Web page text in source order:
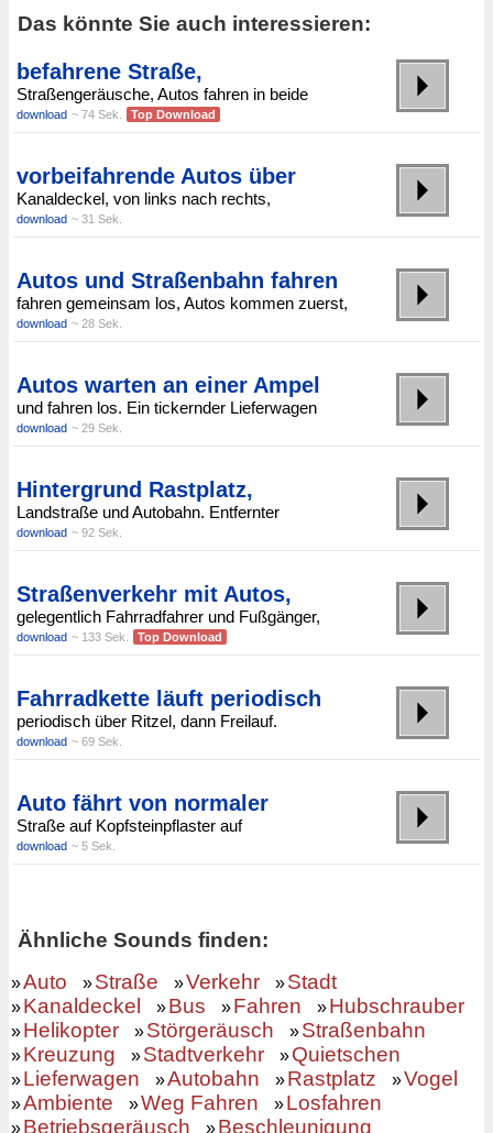
Das könnte Sie auch interessieren:
befahrene Straße,
Straßengeräusche, Autos fahren in beide
download ~ 74 Sek. Top Download
vorbeifahrende Autos über
Kanaldeckel, von links nach rechts,
download ~ 31 Sek.
Autos und Straßenbahn fahren
fahren gemeinsam los, Autos kommen zuerst,
download ~ 28 Sek.
Autos warten an einer Ampel
und fahren los. Ein tickernder Lieferwagen
download ~ 29 Sek.
Hintergrund Rastplatz,
Landstraße und Autobahn. Entfernter
download ~ 92 Sek.
Straßenverkehr mit Autos,
gelegentlich Fahrradfahrer und Fußgänger,
download ~ 133 Sek. Top Download
Fahrradkette läuft periodisch
periodisch über Ritzel, dann Freilauf.
download ~ 69 Sek.
Auto fährt von normaler
Straße auf Kopfsteinpflaster auf
download ~ 5 Sek.
Ähnliche Sounds finden:
»Auto »Straße »Verkehr »Stadt
»Kanaldeckel »Bus »Fahren »Hubschrauber
»Helikopter »Störgeräusch »Straßenbahn
»Kreuzung »Stadtverkehr »Quietschen
»Lieferwagen »Autobahn »Rastplatz »Vogel
»Ambiente »Weg Fahren »Losfahren
»Betriebsgeräusch »Beschleunigung